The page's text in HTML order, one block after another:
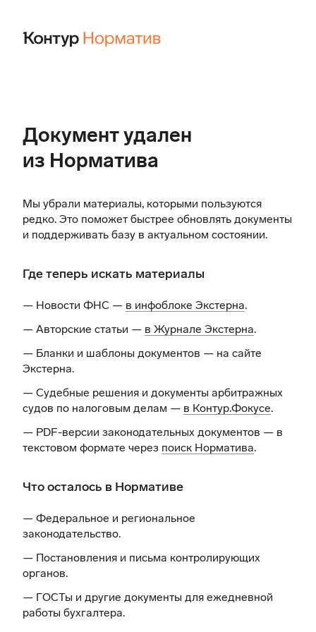
Документ удален
из Норматива
Мы убрали материалы, которыми пользуются
редко. Это поможет быстрее обновлять документы
и поддерживать базу в актуальном состоянии.
Где теперь искать материалы
— Новости ФНС — в инфоблоке Экстерна.
— Авторские статьи — в Журнале Экстерна.
— Бланки и шаблоны документов — на сайте
Экстерна.
— Судебные решения и документы арбитражных
судов по налоговым делам — в Контур.Фокусе.
— PDF-версии законодательных документов — в
текстовом формате через поиск Норматива.
Что осталось в Нормативе
— Федеральное и региональное
законодательство.
— Постановления и письма контролирующих
органов.
— ГОСТы и другие документы для ежедневной
работы бухгалтера.